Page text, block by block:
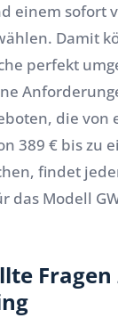
einem sofort
Damit
perfekt
die von
389 € bis zu
findet
das Modell
Fragen